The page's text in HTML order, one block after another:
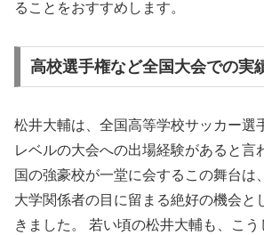
ることをおすすめします。
高校選手権など全国大会での実
松井大輔は、全国高等学校サッカー選
レベルの大会への出場経験があると言
国の強豪校が一堂に会するこの舞台は
大学関係者の目に留まる絶好の機会と
きました。 若い頃の松井大輔も、こ